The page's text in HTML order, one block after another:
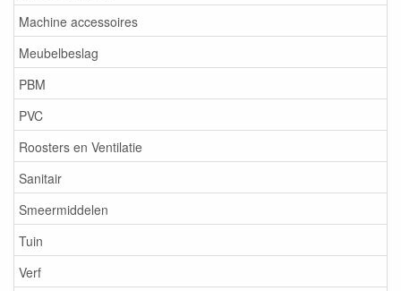
Machine accessoires
Meubelbeslag
PBM
PVC
Roosters en Ventilatie
Sanitair
Smeermiddelen
Tuin
Verf